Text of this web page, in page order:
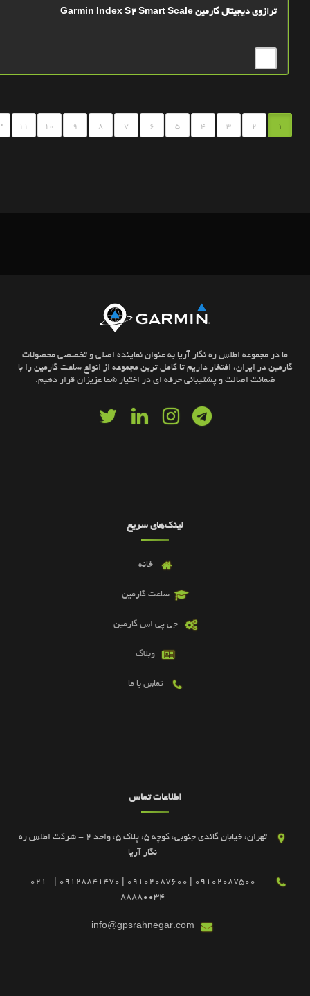
ترازوی دیجیتال گارمین Garmin Index S2 Smart Scale
1
2
3
4
5
6
7
8
9
10
11
ما در مجموعه اطلس ره نگار آریا به عنوان نماینده اصلی و تخصصی محصولات
گارمین در ایران، افتخار داریم تا کامل ترین مجموعه از انواع ساعت گارمین را با
ضمانت اصالت و پشتیبانی حرفه ای در اختیار شما عزیزان قرار دهیم.
لینک‌های سریع
خانه
ساعت گارمین
جی پی اس گارمین
وبلاگ
تماس با ما
اطلاعات تماس
تهران، خیابان گاندی جنوبی، کوچه 5، پلاک 5، واحد 2 - شرکت اطلس ره
نگار آریا
09102087500 | 09102087600 | 09128841470 | 021-
88880034
info@gpsrahnegar.com